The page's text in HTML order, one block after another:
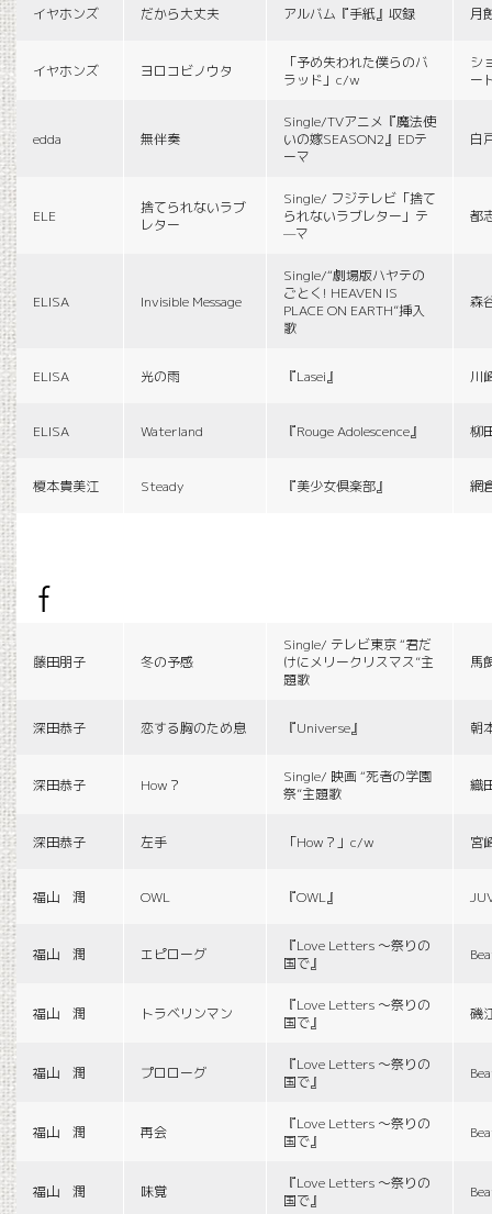
イヤホンズ だから大丈夫 アルバム『手紙』収録 月
イヤホンズ ヨロコビノウタ
「予め失われた僕らのバ
ラッド」c/w
シ
ー
edda 無伴奏
Single/TVアニメ『魔法使
いの嫁SEASON2』EDテ
ーマ
白
ELE
捨てられないラブ
レター
Single/ フジテレビ「捨て
られないラブレター」テ
—マ
都
ELISA Invisible Message
Single/“劇場版ハヤテの
ごとく! HEAVEN IS
PLACE ON EARTH”挿入
歌
森
ELISA 光の雨 『Lasei』 川
ELISA Waterland 『Rouge Adolescence』 柳
榎本貴美江 Steady 『美少女倶楽部』 網
f
藤田朋子 冬の予感
Single/ テレビ東京 “君だ
けにメリークリスマス”主
題歌
馬
深田恭子 恋する胸のため息 『Universe』 朝
深田恭子 How？
Single/ 映画 “死者の学園
祭”主題歌
織
深田恭子 左手 「How？」c/w 宮
福山 潤 OWL 『OWL』
福山 潤 エピローグ
『Love Letters 〜祭りの
国で』
福山 潤 トラベリンマン
『Love Letters 〜祭りの
国で』
磯
福山 潤 プロローグ
『Love Letters 〜祭りの
国で』
福山 潤 再会
『Love Letters 〜祭りの
国で』
福山 潤 味覚
『Love Letters 〜祭りの
国で』